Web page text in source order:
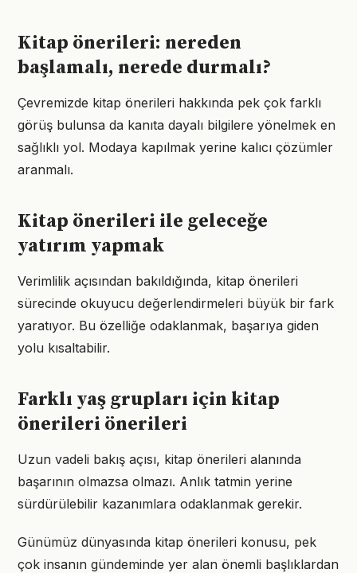
Kitap önerileri: nereden
başlamalı, nerede durmalı?
Çevremizde kitap önerileri hakkında pek çok farklı
görüş bulunsa da kanıta dayalı bilgilere yönelmek en
sağlıklı yol. Modaya kapılmak yerine kalıcı çözümler
aranmalı.
Kitap önerileri ile geleceğe
yatırım yapmak
Verimlilik açısından bakıldığında, kitap önerileri
sürecinde okuyucu değerlendirmeleri büyük bir fark
yaratıyor. Bu özelliğe odaklanmak, başarıya giden
yolu kısaltabilir.
Farklı yaş grupları için kitap
önerileri önerileri
Uzun vadeli bakış açısı, kitap önerileri alanında
başarının olmazsa olmazı. Anlık tatmin yerine
sürdürülebilir kazanımlara odaklanmak gerekir.
Günümüz dünyasında kitap önerileri konusu, pek
çok insanın gündeminde yer alan önemli başlıklardan